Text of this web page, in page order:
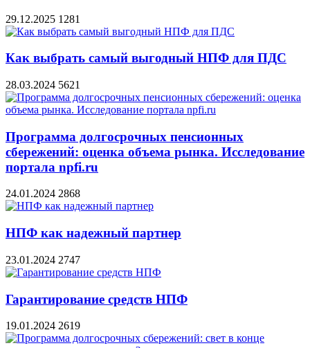
29.12.2025 1281
Как выбрать самый выгодный НПФ для ПДС
28.03.2024 5621
Программа долгосрочных пенсионных
сбережений: оценка объема рынка. Исследование
портала npfi.ru
24.01.2024 2868
НПФ как надежный партнер
23.01.2024 2747
Гарантирование средств НПФ
19.01.2024 2619